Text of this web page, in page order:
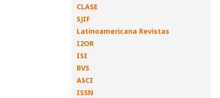
CLASE
SJIF
Latinoamericana Revistas
I2OR
ISI
BVS
ASCI
ISSN